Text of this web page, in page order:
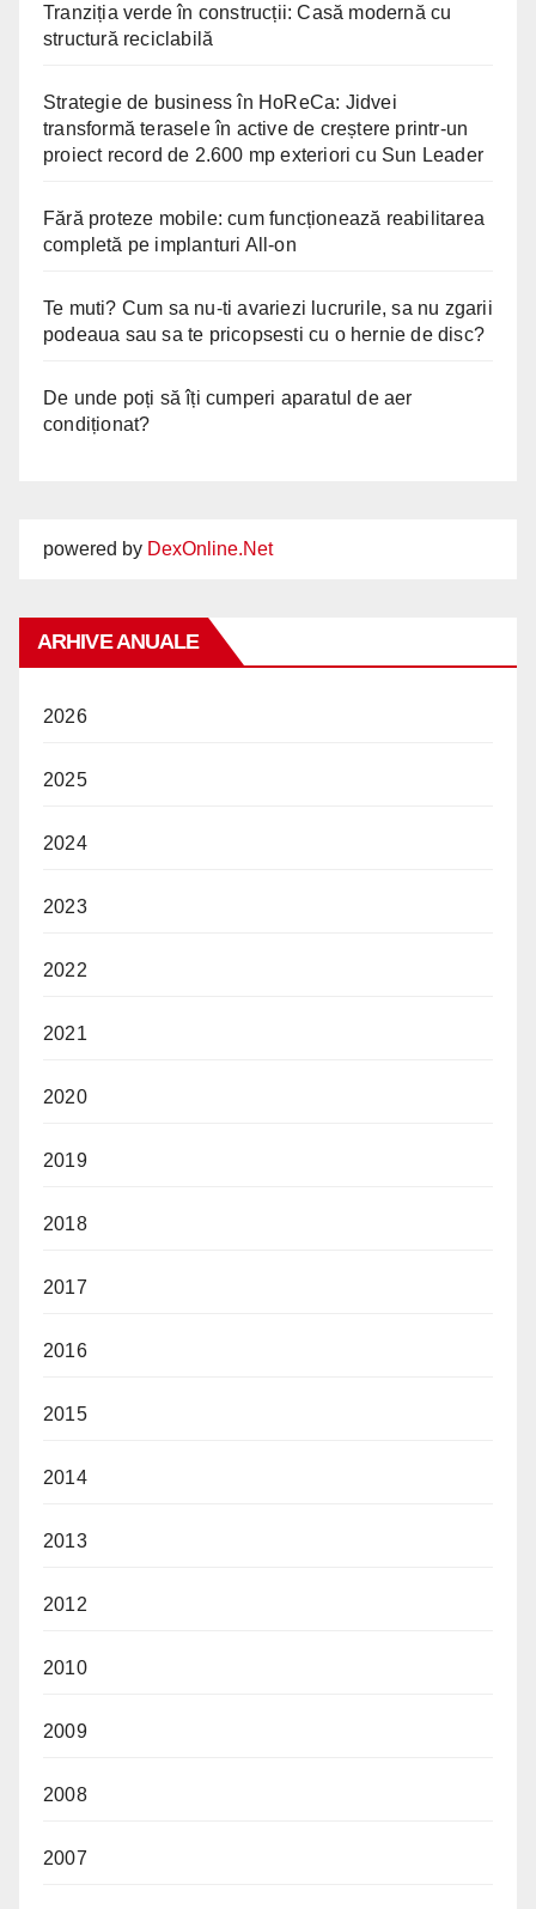
Tranziția verde în construcții: Casă modernă cu
structură reciclabilă
Strategie de business în HoReCa: Jidvei
transformă terasele în active de creștere printr-un
proiect record de 2.600 mp exteriori cu Sun Leader
Fără proteze mobile: cum funcționează reabilitarea
completă pe implanturi All-on
Te muti? Cum sa nu-ti avariezi lucrurile, sa nu zgarii
podeaua sau sa te pricopsesti cu o hernie de disc?
De unde poți să îți cumperi aparatul de aer
condiționat?
powered by DexOnline.Net
ARHIVE ANUALE
2026
2025
2024
2023
2022
2021
2020
2019
2018
2017
2016
2015
2014
2013
2012
2010
2009
2008
2007